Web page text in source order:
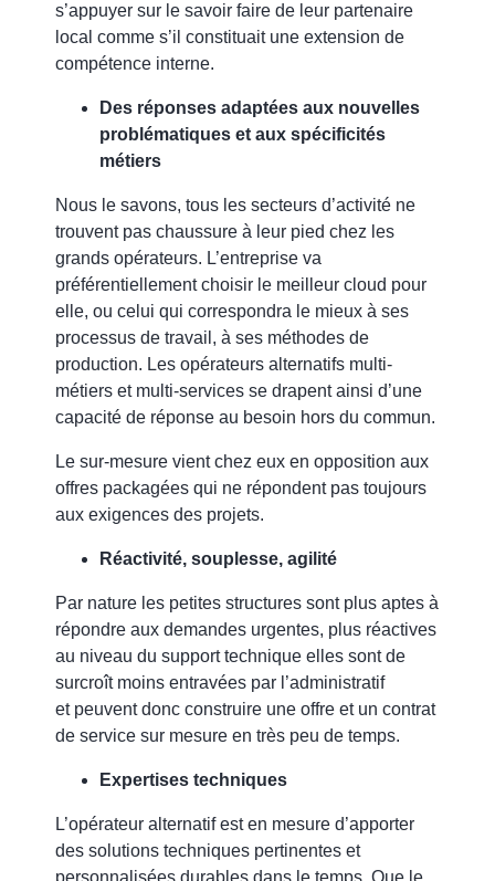
s’appuyer sur le savoir faire de leur partenaire
local comme s’il constituait une extension de
compétence interne.
Des réponses adaptées aux nouvelles
problématiques et aux spécificités
métiers
Nous le savons, tous les secteurs d’activité ne
trouvent pas chaussure à leur pied chez les
grands opérateurs. L’entreprise va
préférentiellement choisir le meilleur cloud pour
elle, ou celui qui correspondra le mieux à ses
processus de travail, à ses méthodes de
production. Les opérateurs alternatifs multi-
métiers et multi-services se drapent ainsi d’une
capacité de réponse au besoin hors du commun.
Le sur-mesure vient chez eux en opposition aux
offres packagées qui ne répondent pas toujours
aux exigences des projets.
Réactivité, souplesse, agilité
Par nature les petites structures sont plus aptes à
répondre aux demandes urgentes, plus réactives
au niveau du support technique elles sont de
surcroît moins entravées par l’administratif
et peuvent donc construire une offre et un contrat
de service sur mesure en très peu de temps.
Expertises techniques
L’opérateur alternatif est en mesure d’apporter
des solutions techniques pertinentes et
personnalisées durables dans le temps. Que le